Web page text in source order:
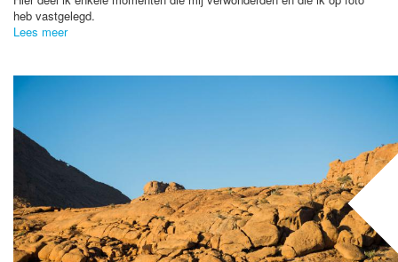
heb vastgelegd.
Lees meer